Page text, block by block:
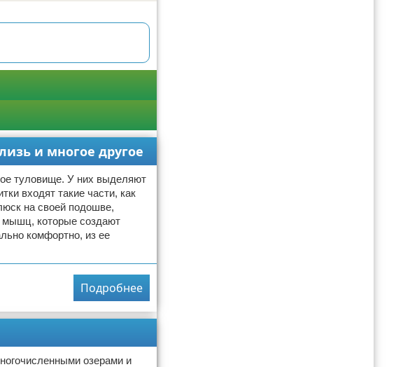
и многое другое
туловище. У них выделяют
входят такие части, как
на своей подошве,
мышц, которые создают
комфортно, из ее
Подробнее
озерами и